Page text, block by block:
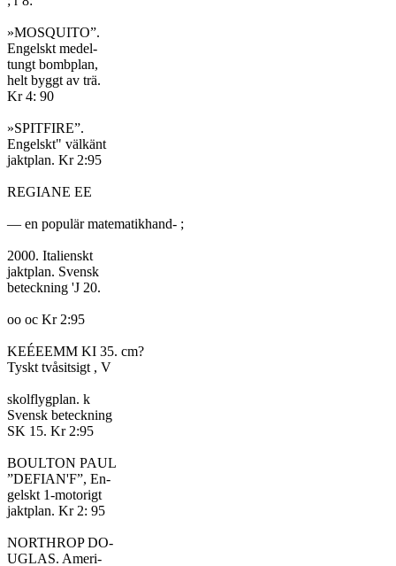
»MOSQUITO”.
Engelskt medel-
tungt bombplan,
helt byggt av trä.
Kr 4: 90
»SPITFIRE”.
Engelskt" välkänt
jaktplan. Kr 2:95
REGIANE EE
— en populär matematikhand- ;
2000. Italienskt
jaktplan. Svensk
beteckning 'J 20.
oo oc Kr 2:95
KEÉEEMM KI 35. cm?
Tyskt tvåsitsigt , V
skolflygplan. k
Svensk beteckning
SK 15. Kr 2:95
BOULTON PAUL
”DEFIAN'F”, En-
gelskt 1-motorigt
jaktplan. Kr 2: 95
NORTHROP DO-
UGLAS. Ameri-